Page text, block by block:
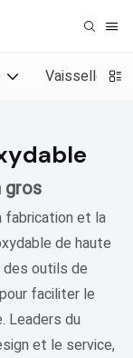
Vaisselle en
gros
fabrication et la
de haute
des outils de
faciliter le
Leaders du
et le service,